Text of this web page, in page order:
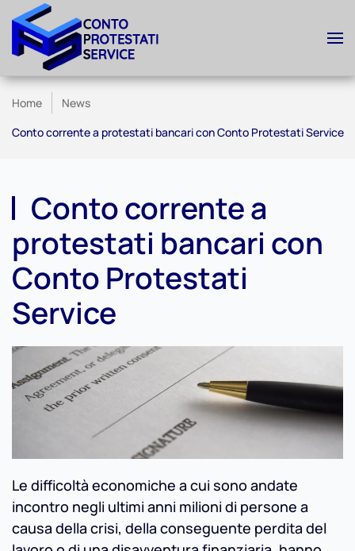
Skip to main content
Home
News
Conto corrente a protestati bancari con Conto Protestati Service
Conto corrente a
protestati bancari con
Conto Protestati
Service
Le difficoltà economiche a cui sono andate
incontro negli ultimi anni milioni di persone a
causa della crisi, della conseguente perdita del